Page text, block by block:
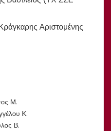
Αριστομένης
Μ.
Κ.
Β.